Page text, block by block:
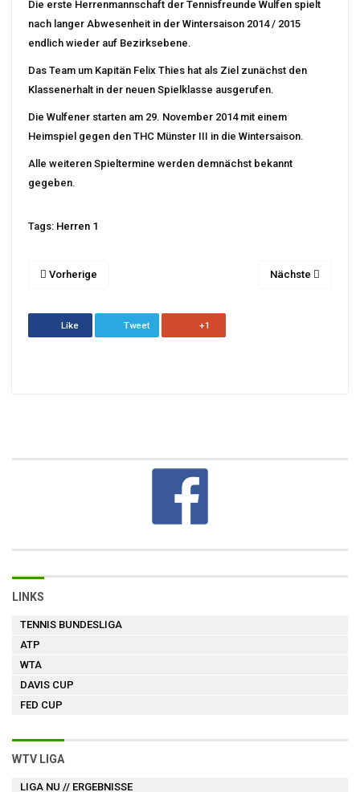
Die erste Herrenmannschaft der Tennisfreunde Wulfen spielt
nach langer Abwesenheit in der Wintersaison 2014 / 2015
endlich wieder auf Bezirksebene.
Das Team um Kapitän Felix Thies hat als Ziel zunächst den
Klassenerhalt in der neuen Spielklasse ausgerufen.
Die Wulfener starten am 29. November 2014 mit einem
Heimspiel gegen den THC Münster III in die Wintersaison.
Alle weiteren Spieltermine werden demnächst bekannt
gegeben.
Tags: Herren 1
Vorherige Nächste
Like Tweet +1
LINKS
TENNIS BUNDESLIGA
ATP
WTA
DAVIS CUP
FED CUP
WTV LIGA
LIGA NU // ERGEBNISSE